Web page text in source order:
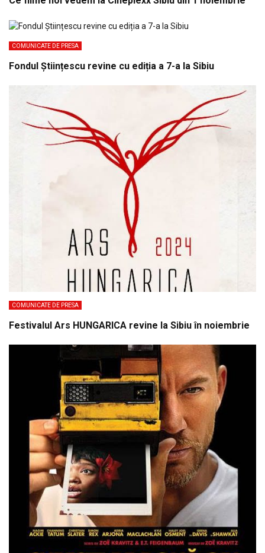
COMUNICATE DE PRESA
Fondul Științescu revine cu ediția a 7-a la Sibiu
COMUNICATE DE PRESA
Festivalul Ars HUNGARICA revine la Sibiu în noiembrie